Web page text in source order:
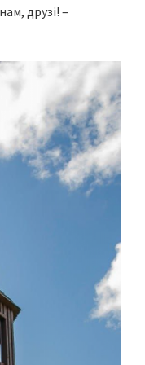
друзі! –